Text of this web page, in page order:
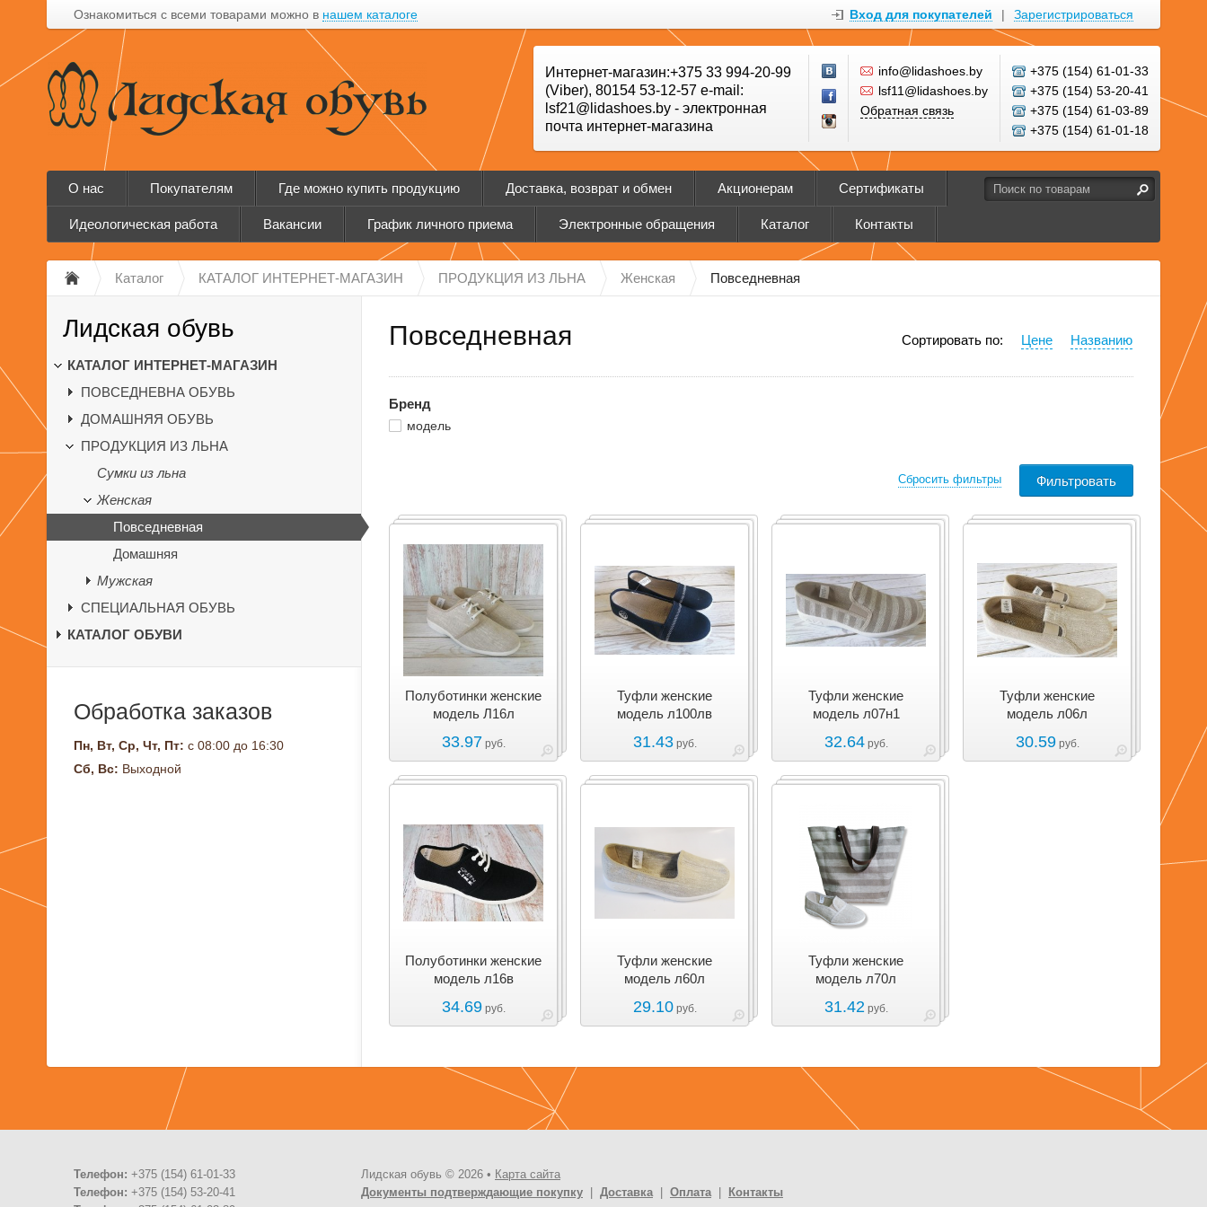
Ознакомиться с всеми товарами можно в нашем каталоге Вход для покупателей | Зарегистрироваться
Интернет-магазин:+375 33 994-20-99
(Viber), 80154 53-12-57 e-mail:
lsf21@lidashoes.by - электронная
почта интернет-магазина
info@lidashoes.by
lsf11@lidashoes.by
Обратная связь
+375 (154) 61-01-33
+375 (154) 53-20-41
+375 (154) 61-03-89
+375 (154) 61-01-18
О нас Покупателям Где можно купить продукцию Доставка, возврат и обмен Акционерам Сертификаты
Идеологическая работа Вакансии График личного приема Электронные обращения Каталог Контакты
Каталог КАТАЛОГ ИНТЕРНЕТ-МАГАЗИН ПРОДУКЦИЯ ИЗ ЛЬНА Женская Повседневная
Повседневная Названию
Цене
Сортировать по:
Бренд
модель
Сбросить фильтры
Полуботинки женские
модель Л16л
33.97 руб.
Туфли женские
модель л100лв
31.43руб.
Туфли женские
модель л07н1
32.64руб.
Туфли женские
модель л06л
30.59руб.
Полуботинки женские
модель л16в
34.69руб.
Туфли женские
модель л60л
29.10руб.
Туфли женские
модель л70л
31.42руб.
Лидская обувь
КАТАЛОГ ИНТЕРНЕТ-МАГАЗИН
ПОВСЕДНЕВНА ОБУВЬ
ДОМАШНЯЯ ОБУВЬ
ПРОДУКЦИЯ ИЗ ЛЬНА
Сумки из льна
Женская
Повседневная
Домашняя
Мужская
СПЕЦИАЛЬНАЯ ОБУВЬ
КАТАЛОГ ОБУВИ
Обработка заказов
Пн, Вт, Ср, Чт, Пт: с 08:00 до 16:30
Сб, Вс: Выходной
Телефон: +375 (154) 61-01-33
Телефон: +375 (154) 53-20-41
Лидская обувь © 2026 • Карта сайта
Документы подтверждающие покупку
Доставка| Оплата| Контакты